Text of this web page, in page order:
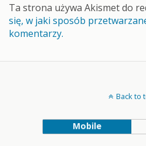
Ta strona używa Akismet do
się, w jaki sposób
komentarzy.
Back to
Mobile